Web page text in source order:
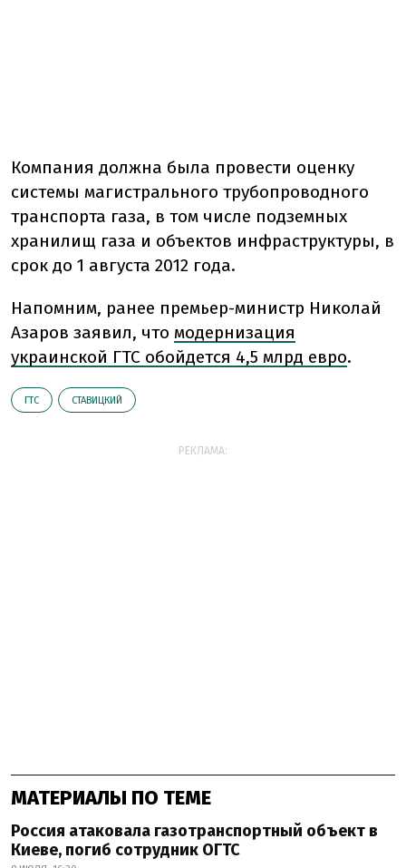
Компания должна была провести оценку
системы магистрального трубопроводного
транспорта газа, в том числе подземных
хранилищ газа и объектов инфраструктуры, в
срок до 1 августа 2012 года.
Напомним, ранее премьер-министр Николай
Азаров заявил, что модернизация
украинской ГТС обойдется 4,5 млрд евро.
ГТС СТАВИЦКИЙ
РЕКЛАМА:
МАТЕРИАЛЫ ПО ТЕМЕ
Россия атаковала газотранспортный объект в
Киеве, погиб сотрудник ОГТС